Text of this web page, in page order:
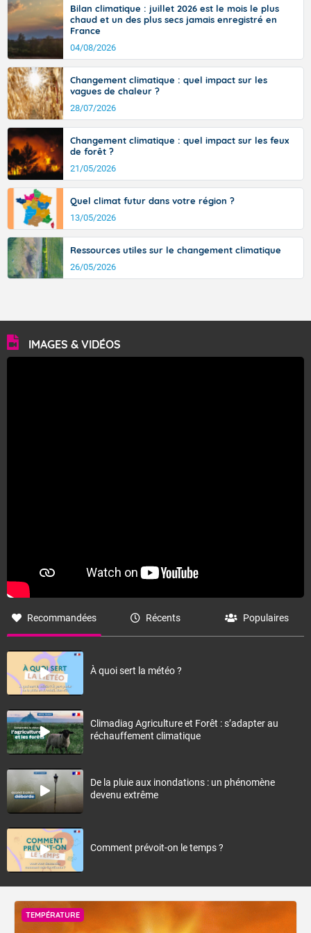
sur la quasi-totalité du pays, hors côtes de Manche,
avec 34 à 38 degrés dans le sud du pays et même
localement 38 ou 39 sur Midi-Pyrénées, et 39 à 40
dans le Gard.
vent turbulent soufflant de secteur nord-ouest à nord, ou ouest à nord-
ouest, dans un secteur qui part du Roussillon à la vallée de l’Aude et à
l’ouest de l’Hérault. L’étymologie de ce vent vient du latin trasmontanus,
signifiant au-delà des monts, en allusion aux régions montagneuses
d’où provient ce vent.
Bilan climatique : juillet 2026 est le mois le plus
chaud et un des plus secs jamais enregistré en
France
04/08/2026
Changement climatique : quel impact sur les
vagues de chaleur ?
28/07/2026
Changement climatique : quel impact sur les feux
de forêt ?
21/05/2026
Quel climat futur dans votre région ?
13/05/2026
Ressources utiles sur le changement climatique
26/05/2026
IMAGES & VIDÉOS
Recommandées Récents Populaires
À quoi sert la météo ?
Climadiag Agriculture et Forêt : s’adapter au
réchauffement climatique
De la pluie aux inondations : un phénomène
devenu extrême
Comment prévoit-on le temps ?
TEMPÉRATURE